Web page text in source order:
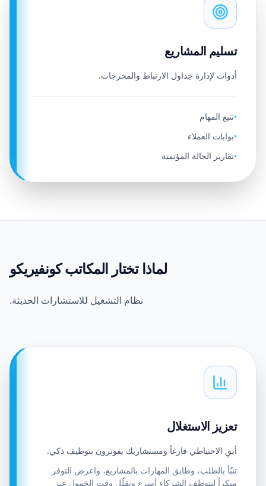
تسليم المشاريع
أدوات لإدارة جداول الارتباط والمخرجات.
•تتبع المهام
•بوابات العملاء
•تقارير الحالة المؤتمتة
لماذا تختار المكاتب كونفيريكو
نظام التشغيل للاستشارات الحديثة.
تعزيز الاستغلال
أبقِ الاحتياطي فارغاً ومستشاريك يفوترون بتوظيف ذكي.
تنبّأ بالطلب، وطابق المهارات بالمشاريع، واعرض التوفر
مبكراً ليتوظف الشركاء أسرع ويقلّل وقت الخمول عبر